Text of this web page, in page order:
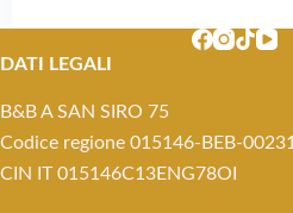
DATI LEGALI
B&B A SAN SIRO 75
Codice regione 015146-BEB-00231
CIN IT 015146C13ENG78OI